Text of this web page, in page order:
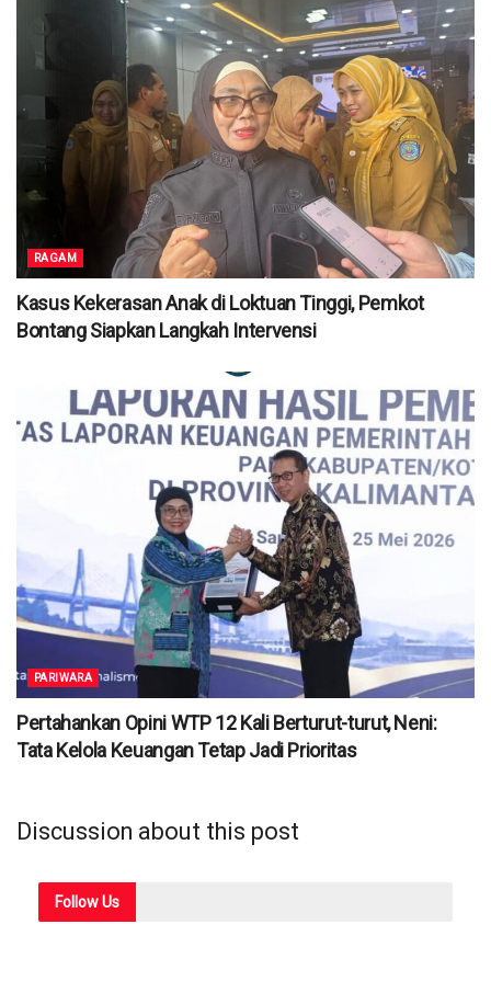
RAGAM
Kasus Kekerasan Anak di Loktuan Tinggi, Pemkot
Bontang Siapkan Langkah Intervensi
PARIWARA
Pertahankan Opini WTP 12 Kali Berturut-turut, Neni:
Tata Kelola Keuangan Tetap Jadi Prioritas
Discussion about this post
FollowUs